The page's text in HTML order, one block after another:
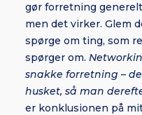
gør forretning
men det virker. Glem
spørge om ting, som
spørger om.
snakke forretning –
husket, så man
er konklusionen på